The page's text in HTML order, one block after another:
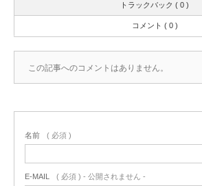
トラックバック ( 0 )
コメント ( 0 )
この記事へのコメントはありません。
名前 ( 必須 )
E-MAIL ( 必須 ) - 公開されません -